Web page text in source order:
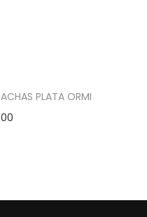
PLATA ORMI